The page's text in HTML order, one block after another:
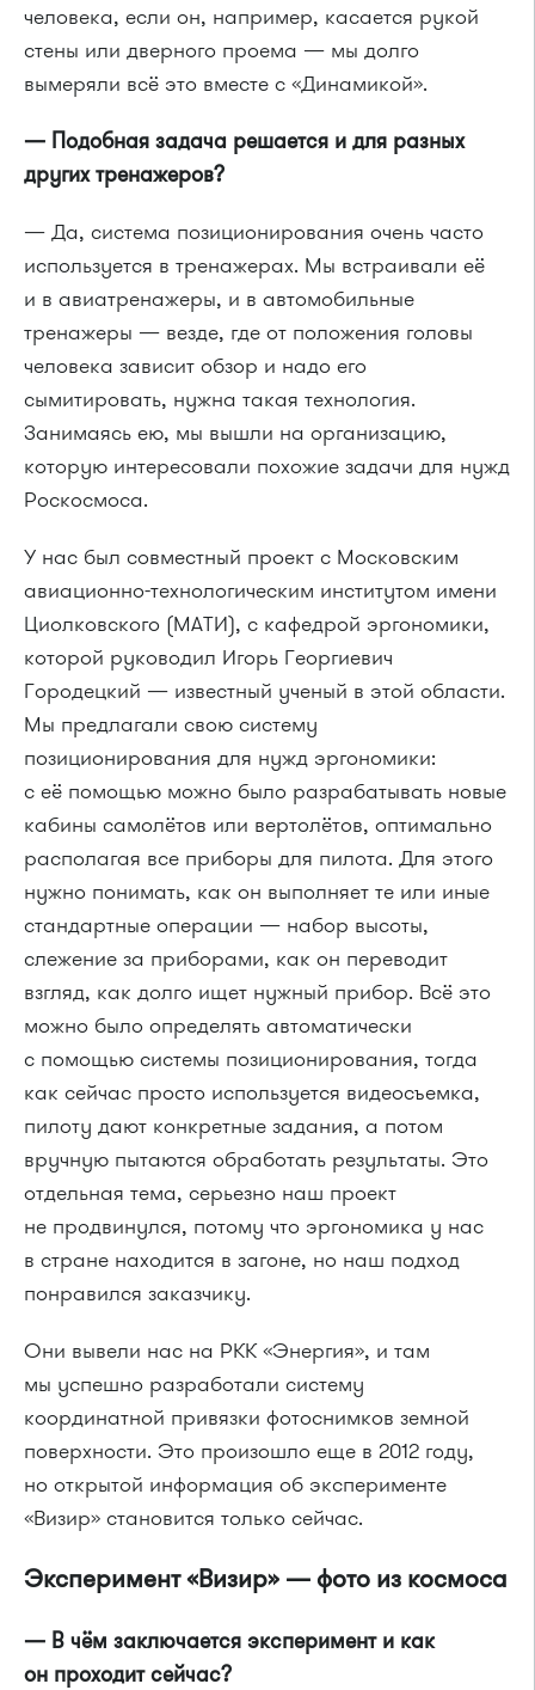
человека, если он, например, касается рукой
стены или дверного проема — мы долго
вымеряли всё это вместе с «Динамикой».
— Подобная задача решается и для разных
других тренажеров?
— Да, система позиционирования очень часто
используется в тренажерах. Мы встраивали её
и в авиатренажеры, и в автомобильные
тренажеры — везде, где от положения головы
человека зависит обзор и надо его
сымитировать, нужна такая технология.
Занимаясь ею, мы вышли на организацию,
которую интересовали похожие задачи для нужд
Роскосмоса.
У нас был совместный проект с Московским
авиационно-технологическим институтом имени
Циолковского (МАТИ), с кафедрой эргономики,
которой руководил Игорь Георгиевич
Городецкий — известный ученый в этой области.
Мы предлагали свою систему
позиционирования для нужд эргономики:
с её помощью можно было разрабатывать новые
кабины самолётов или вертолётов, оптимально
располагая все приборы для пилота. Для этого
нужно понимать, как он выполняет те или иные
стандартные операции — набор высоты,
слежение за приборами, как он переводит
взгляд, как долго ищет нужный прибор. Всё это
можно было определять автоматически
с помощью системы позиционирования, тогда
как сейчас просто используется видеосъемка,
пилоту дают конкретные задания, а потом
вручную пытаются обработать результаты. Это
отдельная тема, серьезно наш проект
не продвинулся, потому что эргономика у нас
в стране находится в загоне, но наш подход
понравился заказчику.
Они вывели нас на РКК «Энергия», и там
мы успешно разработали систему
координатной привязки фотоснимков земной
поверхности. Это произошло еще в 2012 году,
но открытой информация об эксперименте
«Визир» становится только сейчас.
Эксперимент «Визир» — фото из космоса
— В чём заключается эксперимент и как
он проходит сейчас?